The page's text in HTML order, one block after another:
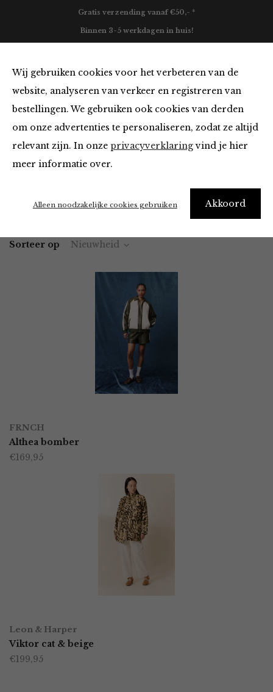
Wij gebruiken cookies voor het verbeteren van de
website, analyseren van verkeer en registreren van
bestellingen. We gebruiken ook cookies van derden
om onze advertenties te personaliseren, zodat ze altijd
relevant zijn. In onze privacyverklaringvind je hier
meer informatie over.
Akkoord
Alleen noodzakelijke cookies gebruiken
Gratis verzending vanaf €50,- *
Binnen 3-5 werkdagen in huis!
Blazers & Jassen
Home Winkel Kleding Blazers & Jassen
Sorteer op Nieuwheid
product
heeft
op
de
productpagina
FRNCH
Althea bomber
€169,95
product
heeft
Leon & Harper
Viktor cat & beige
€199,95